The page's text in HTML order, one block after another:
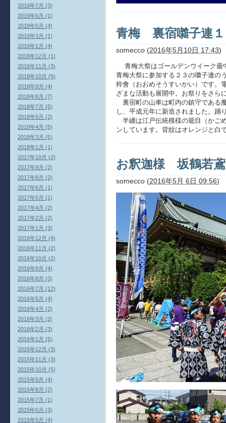
青梅 裏宿囃子連
somecco (2016年5月10日 17:43)
青梅大祭はゴールデンウイーク最
青梅大祭に参加する２３の囃子連の
粋會（おおめそうすいかい）です。
ざまな活動も展開中。お祭りをさら
裏宿町の山車は町内の鎮守である
し、平成元年に新造されました。踊
半纏は江戸伝統模様の籠目（かご
ンしています。背紋はオレンジと白
お釈迦様 坂鶴若
somecco (2016年5月 6日 09:56)
2019年7月 (3)
2019年6月 (1)
2019年5月 (4)
2019年3月 (1)
2019年1月 (4)
2018年12月 (1)
2018年11月 (3)
2018年10月 (5)
2018年9月 (4)
2018年8月 (7)
2018年7月 (5)
2018年5月 (2)
2018年4月 (5)
2018年3月 (5)
2018年1月 (1)
2017年10月 (2)
2017年9月 (2)
2017年8月 (2)
2017年6月 (1)
2017年5月 (1)
2017年4月 (2)
2017年2月 (2)
2017年1月 (3)
2016年12月 (4)
2016年11月 (2)
2016年10月 (2)
2016年9月 (4)
2016年8月 (3)
2016年7月 (12)
2016年5月 (4)
2016年4月 (2)
2016年3月 (2)
2016年2月 (3)
2016年1月 (5)
2015年12月 (3)
2015年11月 (3)
2015年10月 (5)
2015年9月 (4)
2015年8月 (2)
2015年7月 (1)
2015年6月 (3)
2015年5月 (4)